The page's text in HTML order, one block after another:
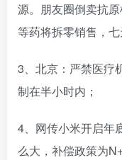
源。朋友圈倒卖抗
等药将拆零销售，七
3、北京：严禁医疗
制在半小时内；
4、网传小米开启年
么大，补偿政策为